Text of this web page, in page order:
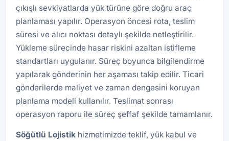
çıkışlı sevkiyatlarda yük türüne göre doğru araç
planlaması yapılır. Operasyon öncesi rota, teslim
süresi ve alıcı noktası detaylı şekilde netleştirilir.
Yükleme sürecinde hasar riskini azaltan istifleme
standartları uygulanır. Süreç boyunca bilgilendirme
yapılarak gönderinin her aşaması takip edilir. Ticari
gönderilerde maliyet ve zaman dengesini koruyan
planlama modeli kullanılır. Teslimat sonrası
operasyon raporu ile süreç şeffaf şekilde tamamlanır.
Söğütlü Lojistik hizmetimizde teklif, yük kabul ve